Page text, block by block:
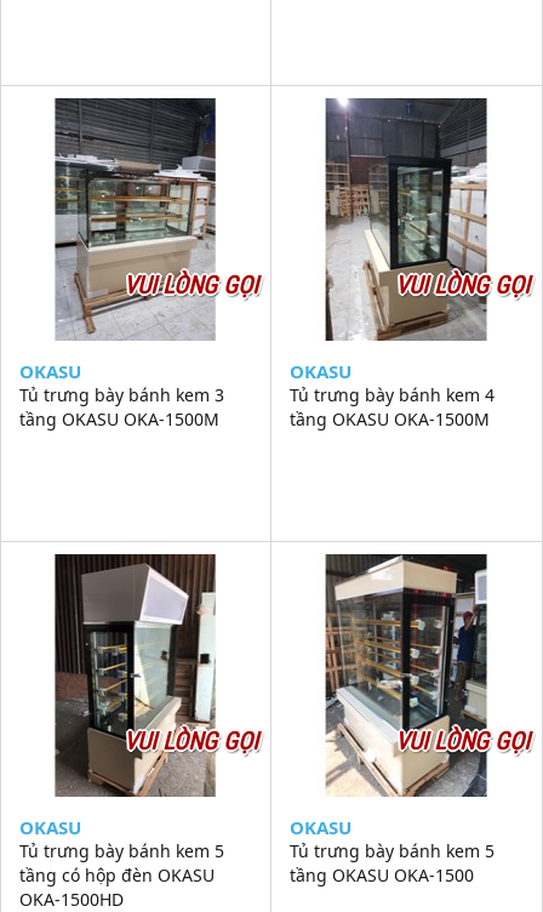
VUI LÒNG GỌI
OKASU
Tủ trưng bày bánh kem 3
tầng OKASU OKA-1500M
VUI LÒNG GỌI
OKASU
Tủ trưng bày bánh kem 4
tầng OKASU OKA-1500M
VUI LÒNG GỌI
OKASU
Tủ trưng bày bánh kem 5
tầng có hộp đèn OKASU
OKA-1500HD
VUI LÒNG GỌI
OKASU
Tủ trưng bày bánh kem 5
tầng OKASU OKA-1500